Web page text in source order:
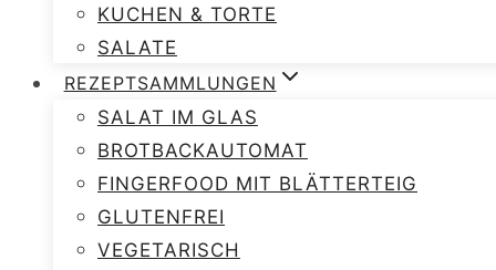
KUCHEN & TORTE
SALATE
REZEPTSAMMLUNGEN
SALAT IM GLAS
BROTBACKAUTOMAT
FINGERFOOD MIT BLÄTTERTEIG
GLUTENFREI
VEGETARISCH